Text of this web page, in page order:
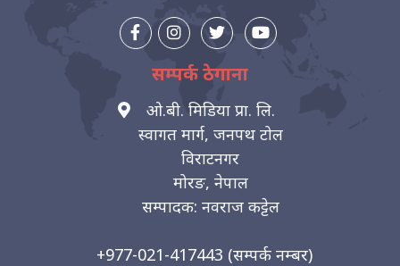
सम्पर्क ठेगाना
ओ.बी. मिडिया प्रा. लि.
स्वागत मार्ग, जनपथ टोल
विराटनगर
मोरङ, नेपाल
सम्पादक: नवराज कट्टेल
+977-021-417443 (सम्पर्क नम्बर)